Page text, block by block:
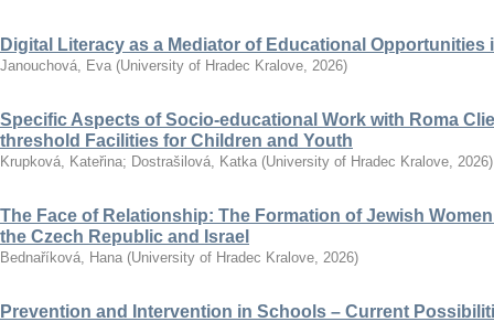
Digital Literacy as a Mediator of Educational Opportunities
Janouchová, Eva (University of Hradec Kralove, 2026)
Specific Aspects of Socio-educational Work with Roma
threshold Facilities for Children and Youth
Krupková, Kateřina; Dostrašilová, Katka (University of Hradec Kralove, 2026)
The Face of Relationship: The Formation of Jewish
the Czech Republic and Israel
Bednaříková, Hana (University of Hradec Kralove, 2026)
Prevention and Intervention in Schools – Current